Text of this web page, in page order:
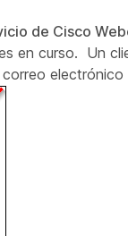
de Cisco
en curso. Un
electrónico